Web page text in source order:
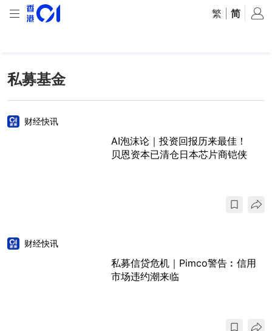
繁 简
私募基金
财经快讯
AI泡沫论｜投资回报历来最佳！
贝恩资本已清仓日本芯片商铠侠
财经快讯
私募信贷危机｜Pimco警告︰信用
市场违约潮来临